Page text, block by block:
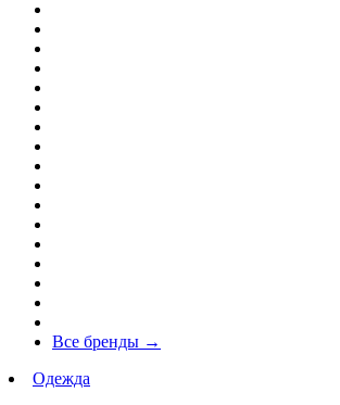
Все бренды →
Одежда